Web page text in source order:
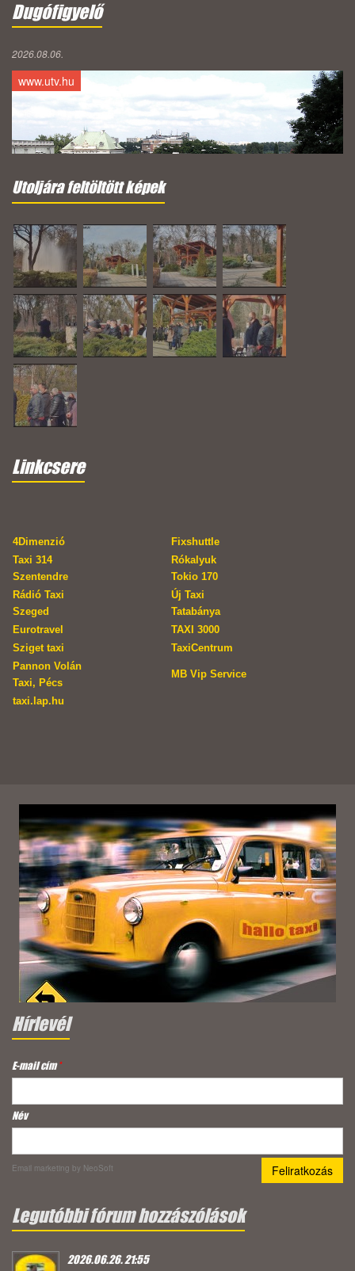
Dugófigyelő
2026.08.06.
www.utv.hu
Utoljára feltöltött képek
Linkcsere
4Dimenzió
Fixshuttle
Taxi 314
Szentendre
Rókalyuk
Tokio 170
Rádió Taxi
Szeged
Új Taxi
Tatabánya
Eurotravel
TAXI 3000
Sziget taxi
TaxiCentrum
Pannon Volán
Taxi, Pécs
MB Vip Service
taxi.lap.hu
Hírlevél
E-mail cím*
Név
Email marketing by NeoSoft
Legutóbbi fórum hozzászólások
2026.06.26. 21:55